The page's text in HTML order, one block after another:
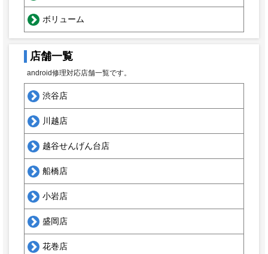
ボリューム
店舗一覧
android修理対応店舗一覧です。
渋谷店
川越店
越谷せんげん台店
船橋店
小岩店
盛岡店
花巻店